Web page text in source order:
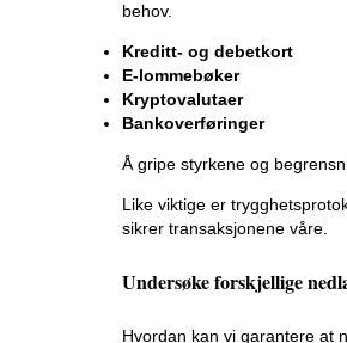
behov.
Kreditt- og debetkort
E-lommebøker
Kryptovalutaer
Bankoverføringer
Å gripe styrkene og
Like viktige er
sikrer transaksjonene våre.
Undersøke forskjellige
Hvordan kan vi garantere at